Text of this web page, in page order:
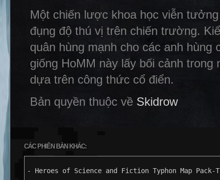
Một chiến lược khoa học viễn
đụng độ thú vị trên chiến trường.
quân hùng mạnh cho các anh
giống HoMM này lấy bối cảnh
dựa trên công thức cổ điển.
Bản quyền thuộc về Skidrow
CÁC PHIÊN BẢN KHÁC:
- Heroes of Science and Fiction Typhon Map Pack-